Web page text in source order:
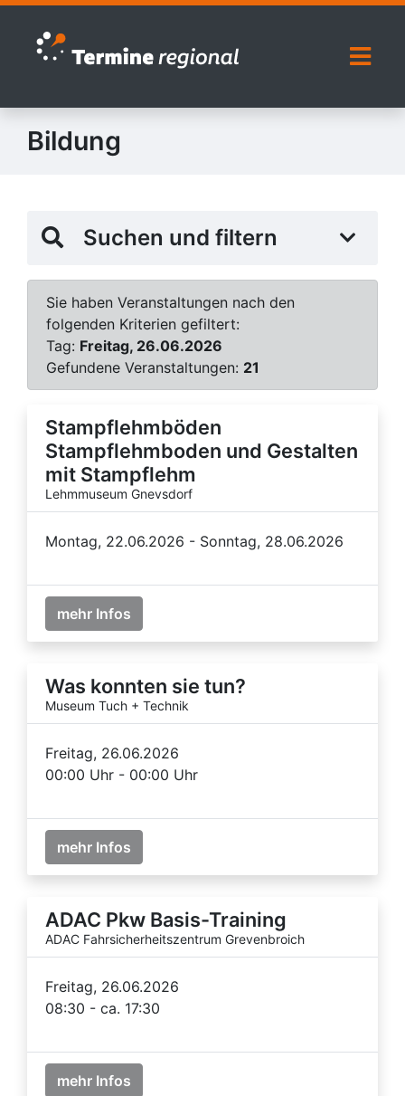
Zur Navigation springen
Zum Inhalt springen
Bildung
Suchen und filtern
Sie haben Veranstaltungen nach den
folgenden Kriterien gefiltert:
Tag: Freitag, 26.06.2026
Gefundene Veranstaltungen: 21
Stampflehmböden
Stampflehmboden und Gestalten
mit Stampflehm
Lehmmuseum Gnevsdorf
Montag, 22.06.2026 - Sonntag, 28.06.2026
mehr Infos
Was konnten sie tun?
Museum Tuch + Technik
Freitag, 26.06.2026
00:00 Uhr - 00:00 Uhr
mehr Infos
ADAC Pkw Basis-Training
ADAC Fahrsicherheitszentrum Grevenbroich
Freitag, 26.06.2026
08:30 - ca. 17:30
mehr Infos